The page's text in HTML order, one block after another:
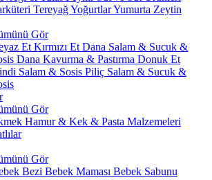
TereyağYoğurtlarYumurta Zeytin
Gör
Et Kırmızı Et Dana Salam & Sucuk &
Dana Kavurma & Pastırma Donuk Et
Salam & Sosis Piliç Salam & Sucuk &
Gör
Hamur & Kek & Pasta Malzemeleri
Gör
Bezi Bebek Maması Bebek Sabunu